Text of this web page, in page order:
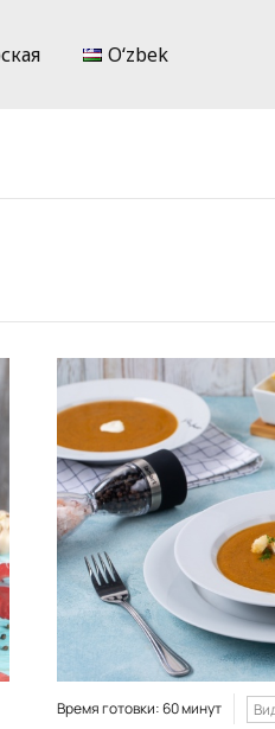
Oʻzbek
Время готовки: 60 минут